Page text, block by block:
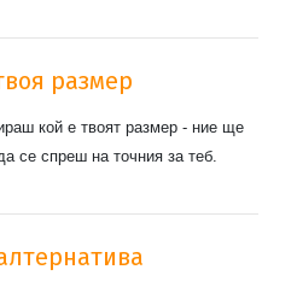
размер
кой е твоят размер - ние ще
се спреш на точния за теб.